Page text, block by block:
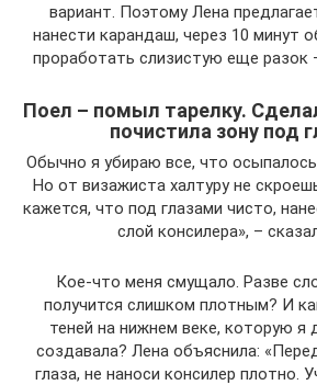
вариант. Поэтому Лена
нанести карандаш, через 10 минут
проработать слизистую еще разок
Поел – помыл тарелку.
почистила зону под
Обычно я убираю все, что
Но от визажиста халтуру не
кажется, что под глазами чисто,
слой консилера», –
Кое-что меня смущало. Разве
получится слишком плотным? И
теней на нижнем веке, которую я
создавала? Лена объяснила:
глаза, не наноси консилер плотно.